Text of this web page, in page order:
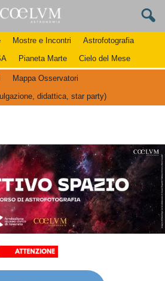
Mostre e Incontri
Astrofotografia
Pianeta Marte Cielo del Mese
Mappa Osservatori
didattica, star party)